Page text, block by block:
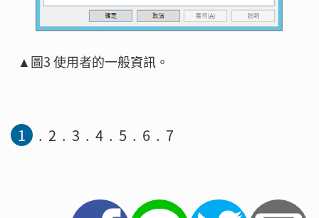
▲圖3 使用者的一般資訊。
1 2 3 4 5 6 7